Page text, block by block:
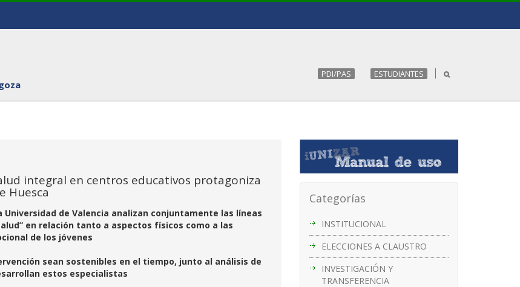
PDI/PAS ESTUDIANTES
Categorías
INSTITUCIONAL
ELECCIONES A CLAUSTRO
INVESTIGACIÓN Y
TRANSFERENCIA
integral en centros educativos protagoniza
Huesca
de Valencia analizan conjuntamente las líneas
en relación tanto a aspectos físicos como a las
de los jóvenes
sean sostenibles en el tiempo, junto al análisis de
estos especialistas